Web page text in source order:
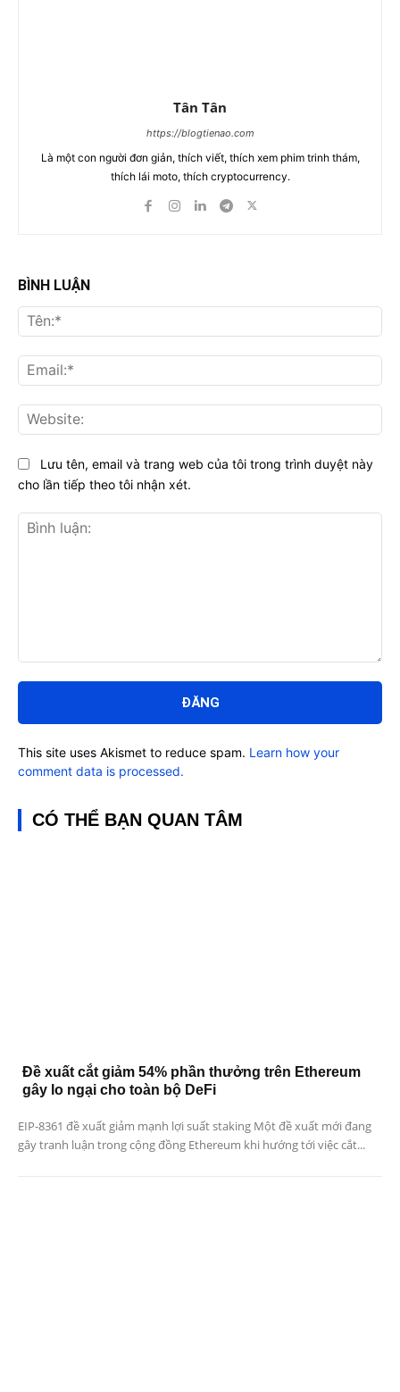
Tân Tân
https://blogtienao.com
Là một con người đơn giản, thích viết, thích xem phim trinh thám,
thích lái moto, thích cryptocurrency.
BÌNH LUẬN
luận:
Lưu tên, email và trang web của tôi trong trình duyệt này
cho lần tiếp theo tôi nhận xét.
This site uses Akismet to reduce spam. Learn how your
comment data is processed.
CÓ THỂ BẠN QUAN TÂM
Đề xuất cắt giảm 54% phần thưởng trên Ethereum
gây lo ngại cho toàn bộ DeFi
EIP-8361 đề xuất giảm mạnh lợi suất staking Một đề xuất mới đang
gây tranh luận trong cộng đồng Ethereum khi hướng tới việc cắt...